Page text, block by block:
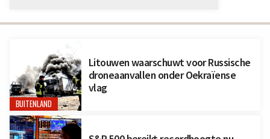
BUITENLAND
Litouwen waarschuwt voor Russische
droneaanvallen onder Oekraïense
vlag